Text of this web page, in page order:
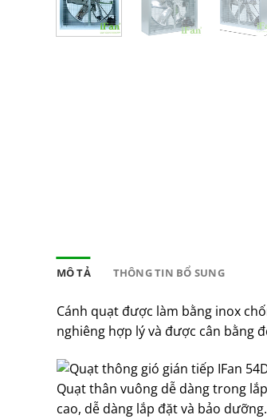
MÔ TẢ THÔNG TIN BỔ SUNG
Cánh quạt được làm bằng inox
nghiêng hợp lý và được cân bằng
Quạt thân vuông dễ dàng trong
cao, dễ dàng lắp đặt và bảo dưỡng.